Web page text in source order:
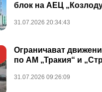
блок на АЕЦ
31.07.2026 20:34:43
Ограничават
по АМ „Тракия“ и
31.07.2026 09:26:09